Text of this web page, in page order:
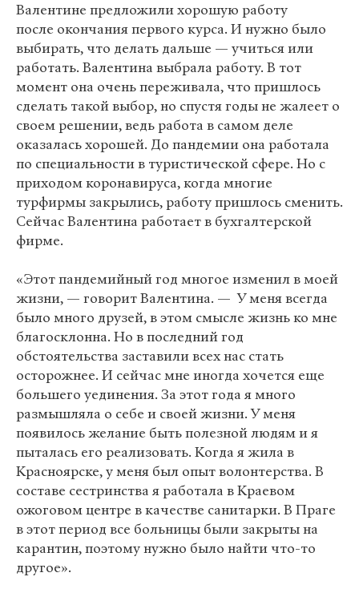
Валентине предложили хорошую работу
после окончания первого курса. И нужно было
выбирать, что делать дальше — учиться или
работать. Валентина выбрала работу. В тот
момент она очень переживала, что пришлось
сделать такой выбор, но спустя годы не жалеет о
своем решении, ведь работа в самом деле
оказалась хорошей. До пандемии она работала
по специальности в туристической сфере. Но с
приходом коронавируса, когда многие
турфирмы закрылись, работу пришлось сменить.
Сейчас Валентина работает в бухгалтерской
фирме.
«Этот пандемийный год многое изменил в моей
жизни, — говорит Валентина. — У меня всегда
было много друзей, в этом смысле жизнь ко мне
благосклонна. Но в последний год
обстоятельства заставили всех нас стать
осторожнее. И сейчас мне иногда хочется еще
большего уединения. За этот года я много
размышляла о себе и своей жизни. У меня
появилось желание быть полезной людям и я
пыталась его реализовать. Когда я жила в
Красноярске, у меня был опыт волонтерства. В
составе сестринства я работала в Краевом
ожоговом центре в качестве санитарки. В Праге
в этот период все больницы были закрыты на
карантин, поэтому нужно было найти что-то
другое».